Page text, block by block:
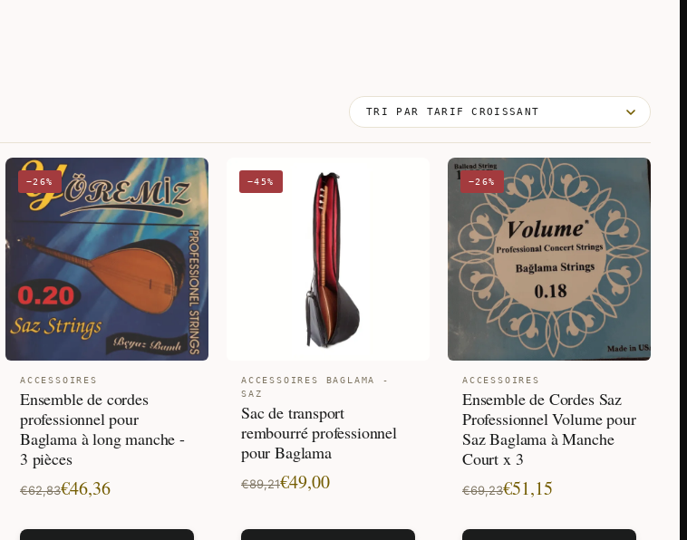
−26%
ACCESSOIRES
Ensemble de cordes
professionnel pour
Baglama à long manche -
3 pièces
€62,83
Le
€46,36
Le
−45%
ACCESSOIRES BAGLAMA -
SAZ
Sac de transport
rembourré professionnel
pour Baglama
€89,21
Le
€49,00
Le
−26%
ACCESSOIRES
Ensemble de Cordes Saz
Professionnel Volume pour
Saz Baglama à Manche
Court x 3
€69,23
Le
€51,15
Le